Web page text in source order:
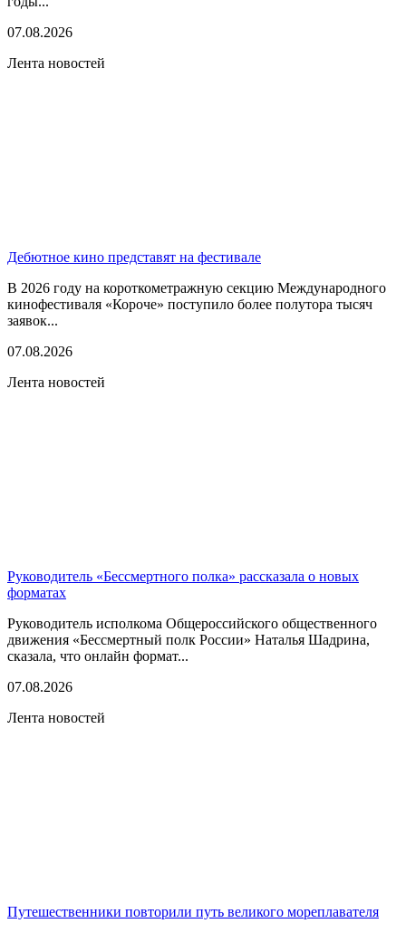
07.08.2026
Лента новостей
Дебютное кино представят на фестивале
В 2026 году на короткометражную секцию Международного
кинофестиваля «Короче» поступило более полутора тысяч
заявок...
07.08.2026
Лента новостей
Руководитель «Бессмертного полка» рассказала о новых
форматах
Руководитель исполкома Общероссийского общественного
движения «Бессмертный полк России» Наталья Шадрина,
сказала, что онлайн формат...
07.08.2026
Лента новостей
Путешественники повторили путь великого мореплавателя